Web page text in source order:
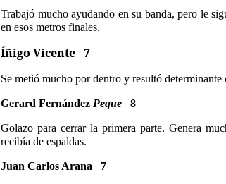
Trabajó mucho ayudando en su banda, pero le
en esos metros finales.
Íñigo Vicente 7
Se metió mucho por dentro y resultó
Gerard Fernández Peque 8
Golazo para cerrar la primera parte. Genera
recibía de espaldas.
Juan Carlos Arana 7